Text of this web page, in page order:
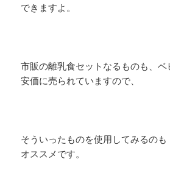
できますよ。
市販の離乳食セットなるものも、
安価に売られていますので、
そういったものを使用してみるのも
オススメです。